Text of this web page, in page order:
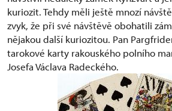
kuriozit. Tehdy měli ještě mnozí
zvyk, že při své návštěvě obohatili
nějakou další kuriozitou. Pan
tarokové karty rakouského polního
Josefa Václava Radeckého.